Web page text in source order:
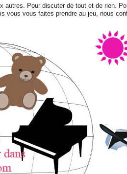
Pour discuter de tout et de rien.
vous vous faites prendre au jeu, nous